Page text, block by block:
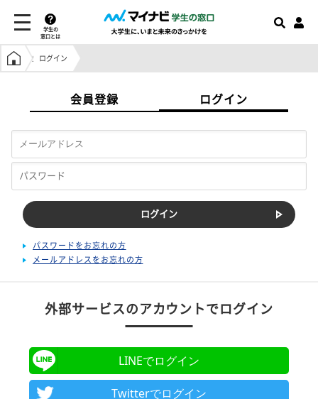
学生の
窓口とは
学生の窓口トップ
ログイン
会員登録 ログイン
パスワードをお忘れの方
メールアドレスをお忘れの方
外部サービスのアカウントでログイン
LINEでログイン
Twitterでログイン